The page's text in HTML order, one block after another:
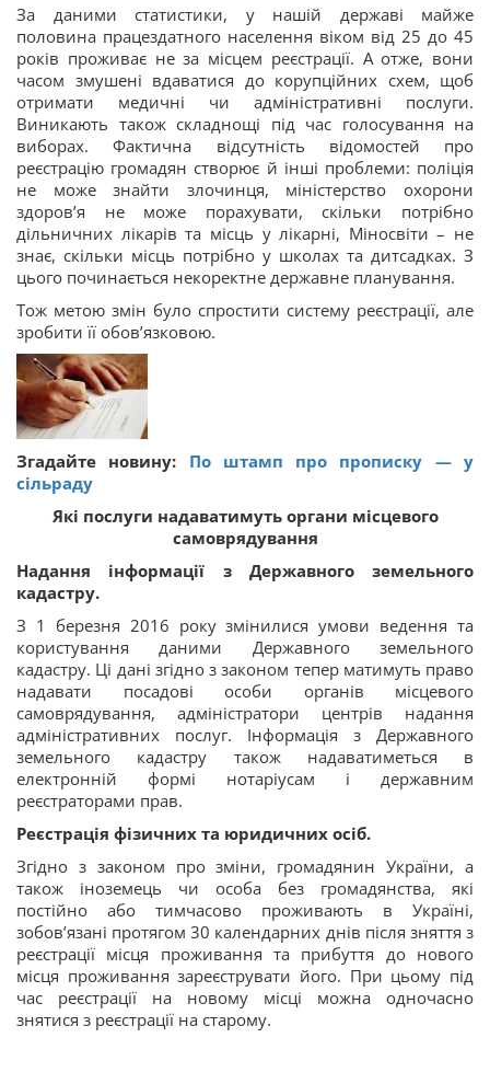
За даними статистики, у нашій державі майже
половина працездатного населення віком від 25 до 45
років проживає не за місцем реєстрації. А отже, вони
часом змушені вдаватися до корупційних схем, щоб
отримати медичні чи адміністративні послуги.
Виникають також складнощі під час голосування на
виборах. Фактична відсутність відомостей про
реєстрацію громадян створює й інші проблеми: поліція
не може знайти злочинця, міністерство охорони
здоров’я не може порахувати, скільки потрібно
дільничних лікарів та місць у лікарні, Міносвіти – не
знає, скільки місць потрібно у школах та дитсадках. З
цього починається некоректне державне планування.
Тож метою змін було спростити систему реєстрації, але
зробити її обов’язковою.
Згадайте новину: По штамп про прописку — у
сільраду
Які послуги надаватимуть органи місцевого
самоврядування
Надання інформації з Державного земельного
кадастру.
З 1 березня 2016 року змінилися умови ведення та
користування даними Державного земельного
кадастру. Ці дані згідно з законом тепер матимуть право
надавати посадові особи органів місцевого
самоврядування, адміністратори центрів надання
адміністративних послуг. Інформація з Державного
земельного кадастру також надаватиметься в
електронній формі нотаріусам і державним
реєстраторами прав.
Реєстрація фізичних та юридичних осіб.
Згідно з законом про зміни, громадянин України, а
також іноземець чи особа без громадянства, які
постійно або тимчасово проживають в Україні,
зобов’язані протягом 30 календарних днів після зняття з
реєстрації місця проживання та прибуття до нового
місця проживання зареєструвати його. При цьому під
час реєстрації на новому місці можна одночасно
знятися з реєстрації на старому.